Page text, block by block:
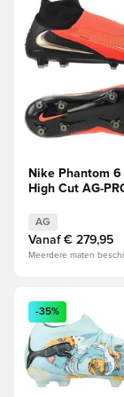
Nike Phantom
High Cut AG-
AG
Vanaf € 279,95
Meerdere maten
Opent een
-35%